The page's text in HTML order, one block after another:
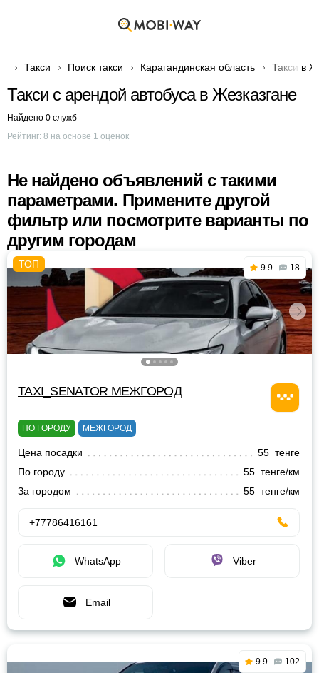
Такси Поиск такси Карагандинская область Такси в
Такси с арендой автобуса в Жезказгане
Найдено 0 служб
Рейтинг: 8 на основе 1 оценок
Не найдено объявлений с такими
параметрами. Примените другой
фильтр или посмотрите варианты по
другим городам
9.9 18
TAXI_SENATOR МЕЖГОРОД
ПО ГОРОДУ МЕЖГОРОД
Цена посадки
55 тенге
По городу
55 тенге/км
За городом
55 тенге/км
+77786416161
WhatsApp Viber
Email
9.9 102